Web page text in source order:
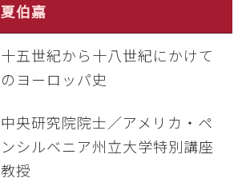
夏伯嘉
十五世紀から十八世紀にかけて
のヨーロッパ史
中央研究院院士／アメリカ・ペ
ンシルベニア州立大学特別講座
教授